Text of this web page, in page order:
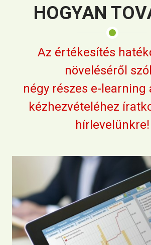
HOGYAN
Az értékesítés
növeléséről
négy részes e-learning
kézhezvételéhez
hírlevelünkre!